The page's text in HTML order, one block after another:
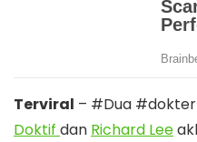
Terviral – #Dua
Doktif dan Richard Lee